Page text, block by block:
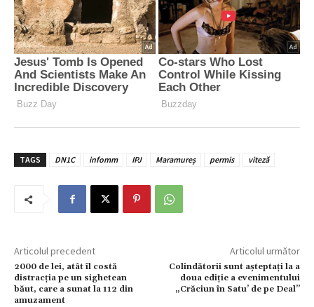
TAGS DN1C infomm IPJ Maramureș permis viteză
Articolul precedent
2000 de lei, atât îl costă
distracția pe un sighetean
băut, care a sunat la 112 din
amuzament
Articolul următor
Colindătorii sunt așteptați la a
doua ediție a evenimentului
„Crăciun în Satu’ de pe Deal”